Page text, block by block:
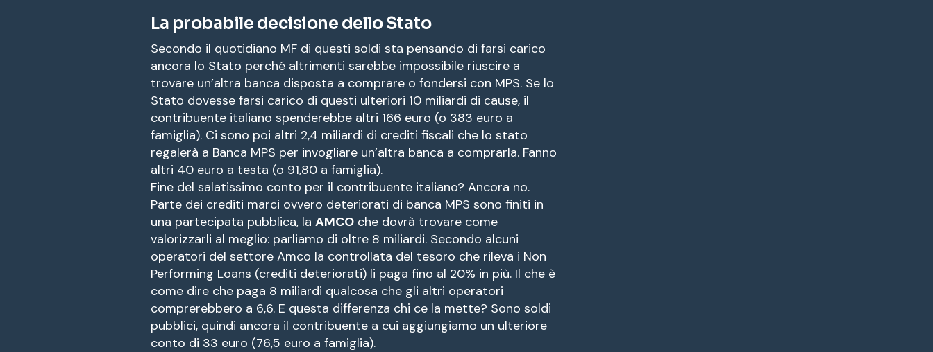
La probabile decisione dello Stato
Secondo il quotidiano MF di questi soldi sta pensando di farsi carico
ancora lo Stato perché altrimenti sarebbe impossibile riuscire a
trovare un’altra banca disposta a comprare o fondersi con MPS. Se lo
Stato dovesse farsi carico di questi ulteriori 10 miliardi di cause, il
contribuente italiano spenderebbe altri 166 euro (o 383 euro a
famiglia). Ci sono poi altri 2,4 miliardi di crediti fiscali che lo stato
regalerà a Banca MPS per invogliare un’altra banca a comprarla. Fanno
altri 40 euro a testa (o 91,80 a famiglia).
Fine del salatissimo conto per il contribuente italiano? Ancora no.
Parte dei crediti marci ovvero deteriorati di banca MPS sono finiti in
una partecipata pubblica, la AMCO che dovrà trovare come
valorizzarli al meglio: parliamo di oltre 8 miliardi. Secondo alcuni
operatori del settore Amco la controllata del tesoro che rileva i Non
Performing Loans (crediti deteriorati) li paga fino al 20% in più. Il che è
come dire che paga 8 miliardi qualcosa che gli altri operatori
comprerebbero a 6,6. E questa differenza chi ce la mette? Sono soldi
pubblici, quindi ancora il contribuente a cui aggiungiamo un ulteriore
conto di 33 euro (76,5 euro a famiglia).